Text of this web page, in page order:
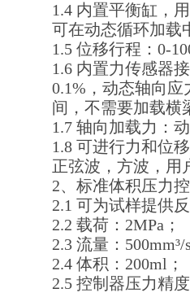
1.4 内置平衡缸，
可在动态循环加载
1.5 位移行程：0-
1.6 内置力传感器
0.1%，动态轴向应
间，不需要加载横
1.7 轴向加载力：
1.8 可进行力和位
正弦波，方波，用
2、标准体积压力
2.1 可为试样提供
2.2 载荷：2MPa；
2.3 流量：500mm³/
2.4 体积：200ml；
2.5 控制器压力精